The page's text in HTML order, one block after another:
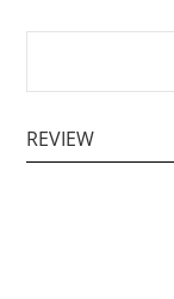
REVIEW